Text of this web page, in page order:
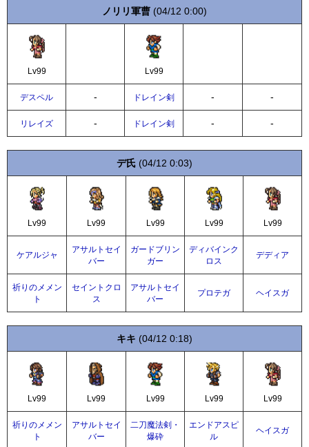
ノリリ軍曹 (04/12 0:00)
Lv99 Lv99
デスペル - ドレイン剣 - -
リレイズ - ドレイン剣 - -
デ氏 (04/12 0:03)
Lv99 Lv99 Lv99 Lv99 Lv99
ケアルジャ
アサルトセイ
バー
ガードブリン
ガー
ディバインク
ロス
デディア
祈りのメメン
ト
セイントクロ
ス
アサルトセイ
バー
プロテガ ヘイスガ
キキ (04/12 0:18)
Lv99 Lv99 Lv99 Lv99 Lv99
祈りのメメン
ト
アサルトセイ
バー
二刀魔法剣・
爆砕
エンドアスピ
ル
ヘイスガ